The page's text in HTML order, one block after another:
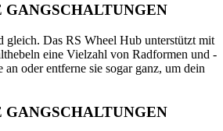
gleich. Das RS Wheel Hub unterstützt mit
eine Vielzahl von Radformen und -
an oder entferne sie sogar ganz, um dein